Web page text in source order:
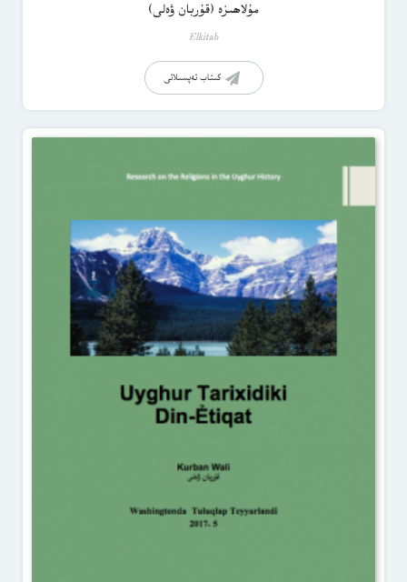
مۇلاھىزە (قۇربان ۋەلى)
Elkitab
كىتاب تەپسىلاتى